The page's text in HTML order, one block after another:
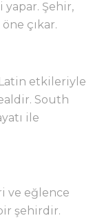
yapar. Şehir,
çıkar.
etkileriyle
South
ile
ve eğlence
şehirdir.